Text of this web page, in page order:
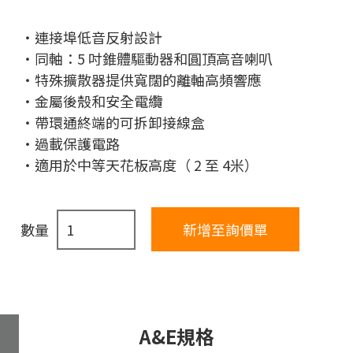
連接埠低音反射設計
同軸：5 吋錐體驅動器和圓頂高音喇叭
特殊擴散器提供寬闊的離軸高頻響應
金屬後殼和安全電纜
帶環通終端的可拆卸接線盒
過載保護電路
適用於中等天花板高度（ 2 至 4米）
數量
A&E規格